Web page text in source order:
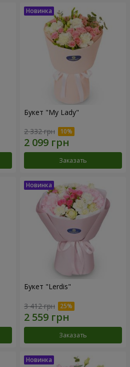
Букет "My Lady"
2 332 грн
Заказать
Букет "Lerdis"
3 412 грн
Заказать